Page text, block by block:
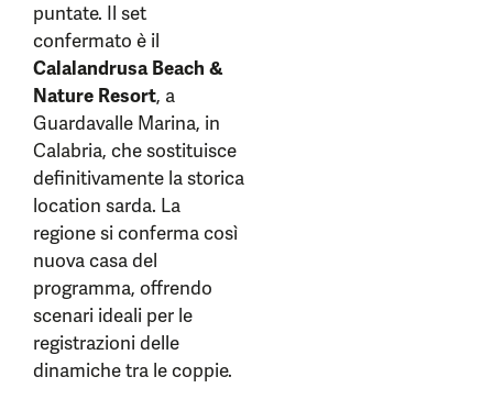
puntate. Il set
confermato è il
Calalandrusa Beach &
Nature Resort, a
Guardavalle Marina, in
Calabria, che sostituisce
definitivamente la storica
location sarda. La
regione si conferma così
nuova casa del
programma, offrendo
scenari ideali per le
registrazioni delle
dinamiche tra le coppie.